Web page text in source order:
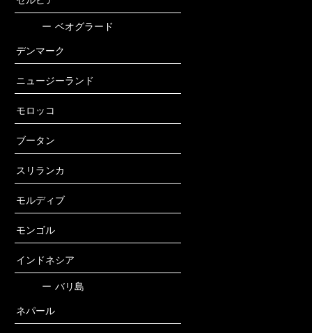
ー ベオグラード
デンマーク
ニュージーランド
モロッコ
ブータン
スリランカ
モルディブ
モンゴル
インドネシア
ー バリ島
ネパール